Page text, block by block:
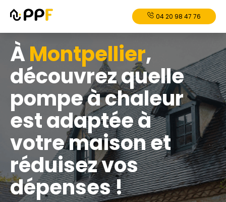
04 20 98 47 76
ÀMontpellier,
découvrez quelle
pompe à chaleur
est adaptée à
votre maison et
réduisez vos
dépenses !